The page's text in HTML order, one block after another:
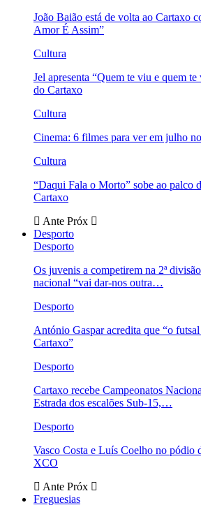
João Baião está de volta ao Cartaxo
Amor É Assim”
Cultura
Jel apresenta “Quem te viu e quem
do Cartaxo
Cultura
Cinema: 6 filmes para ver em julho
Cultura
“Daqui Fala o Morto” sobe ao palco
Cartaxo
Ante Próx
Desporto
Desporto
Os juvenis a competirem na 2ª
nacional “vai dar-nos outra…
Desporto
António Gaspar acredita que “o
Cartaxo”
Desporto
Cartaxo recebe Campeonatos
Estrada dos escalões Sub-15,…
Desporto
Vasco Costa e Luís Coelho no pódio
XCO
Ante Próx
Freguesias